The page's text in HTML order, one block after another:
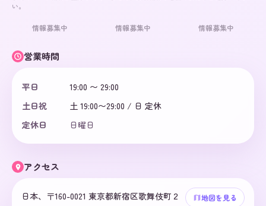
い。
情報募集中 情報募集中 情報募集中
営業時間
平日
19:00 〜 29:00
土日祝
土 19:00〜29:00 / 日 定休
定休日
日曜日
アクセス
日本、〒160-0021 東京都新宿区歌舞伎町２
地図を見る